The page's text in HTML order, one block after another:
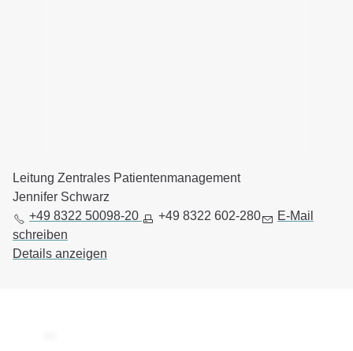
Leitung Zentrales Patientenmanagement
Jennifer Schwarz
+49 8322 50098-20
+49 8322 602-280
E-Mail
schreiben
Details anzeigen